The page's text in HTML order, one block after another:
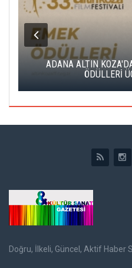
ADANA ALTIN
ÖDÜLLERİ
Doğru, İlkeli, Güncel, Aktif Haber